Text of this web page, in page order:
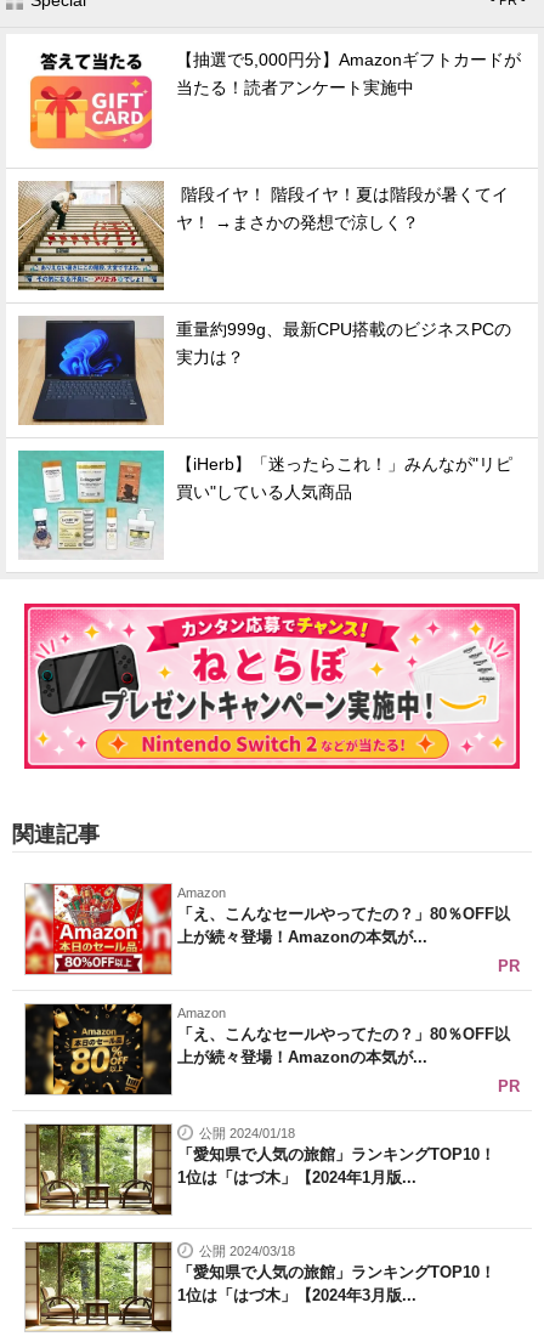
【抽選で5,000円分】Amazonギフトカードが
当たる！読者アンケート実施中
階段イヤ！ 階段イヤ！夏は階段が暑くてイ
ヤ！ →まさかの発想で涼しく？
重量約999g、最新CPU搭載のビジネスPCの
実力は？
【iHerb】「迷ったらこれ！」みんなが"リピ
買い"している人気商品
関連記事
Amazon
「え、こんなセールやってたの？」80％OFF以
上が続々登場！Amazonの本気が...
PR
Amazon
「え、こんなセールやってたの？」80％OFF以
上が続々登場！Amazonの本気が...
PR
公開 2024/01/18
「愛知県で人気の旅館」ランキングTOP10！
1位は「はづ木」【2024年1月版...
公開 2024/03/18
「愛知県で人気の旅館」ランキングTOP10！
1位は「はづ木」【2024年3月版...